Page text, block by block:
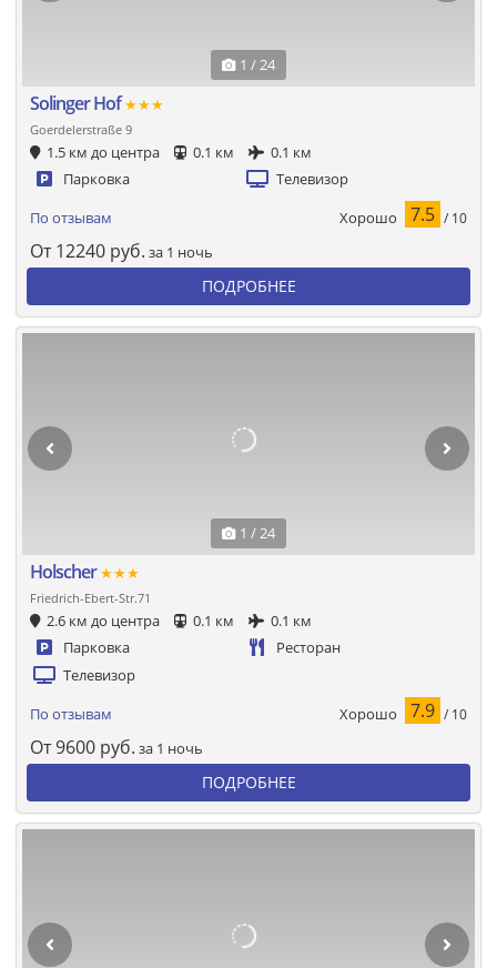
1 / 24
Solinger Hof★★★
Goerdelerstraße 9
1.5 км до центра 0.1 км
0.1 км
Парковка
Телевизор
По отзывам Хорошо 7.5 / 10
От 12240 руб. за 1 ночь
ПОДРОБНЕЕ
1 / 24
Holscher★★★
Friedrich-Ebert-Str.71
2.6 км до центра 0.1 км
0.1 км
Парковка
Ресторан
Телевизор
По отзывам Хорошо 7.9 / 10
От9600 руб. за 1 ночь
ПОДРОБНЕЕ